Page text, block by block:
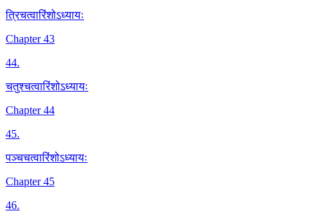
त्रिचत्वारिंशोऽध्यायः
Chapter 43
44.
चतुश्चत्वारिंशोऽध्यायः
Chapter 44
45.
पञ्चचत्वारिंशोऽध्यायः
Chapter 45
46.